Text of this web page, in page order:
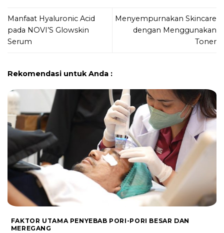
Manfaat Hyaluronic Acid
pada NOVI’S Glowskin
Serum
Menyempurnakan Skincare
dengan Menggunakan
Toner
Rekomendasi untuk Anda :
FAKTOR UTAMA PENYEBAB PORI-PORI BESAR DAN
MEREGANG